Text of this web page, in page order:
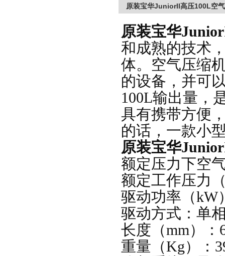
原装宝华JuniorII高压100L空
原装宝华
和成熟的技术
体。空气压缩
的设备，并可
100L输出量，
具有携带方便
的话，一款小
原装宝华
额定压力下空
额定工作压力
驱动功率（kW
驱动方式：单
长度（mm）：
重量（Kg）：